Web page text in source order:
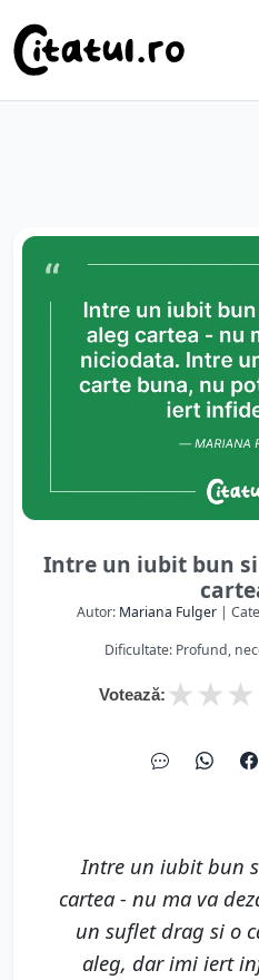
Intre un iubit bun
Autor: Mariana Fulger |
Dificultate: Profund,
Votează: ★
★
★
Intre un iubit bun
cartea - nu ma va
un suflet drag si o
aleg, dar imi iert